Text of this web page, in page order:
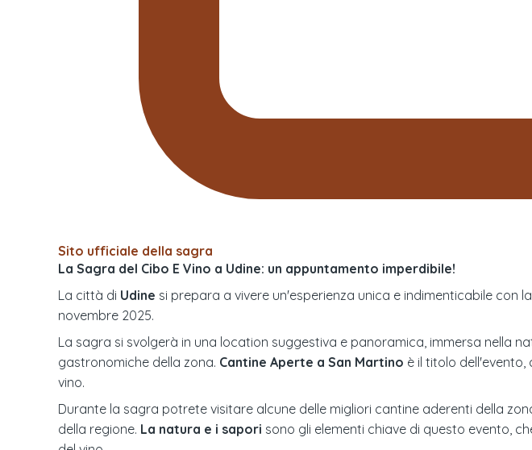
Sito ufficiale della sagra
La Sagra del Cibo E Vino a Udine: un appuntamento imperdibile!
La città di Udine si prepara a vivere un'esperienza unica e indimenticabile con
novembre 2025.
La sagra si svolgerà in una location suggestiva e panoramica, immersa nella
gastronomiche della zona. Cantine Aperte a San Martino è il titolo
vino.
Durante la sagra potrete visitare alcune delle migliori cantine aderenti della
della regione. La natura e i sapori sono gli elementi chiave di questo evento,